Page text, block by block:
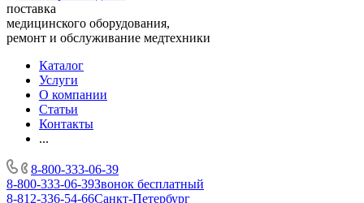
поставка
медицинского оборудования,
ремонт и обслуживание медтехники
Каталог
Услуги
О компании
Статьи
Контакты
...
8-800-333-06-39
8-800-333-06-39Звонок бесплатный
8-812-336-54-66Санкт-Петербург